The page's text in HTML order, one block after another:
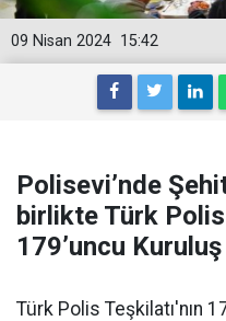
15:42
09 Nisan 2024
Polisevi’nde
birlikte Türk Polis
179’uncu Kuruluş
Türk Polis Teşkilatı'nın